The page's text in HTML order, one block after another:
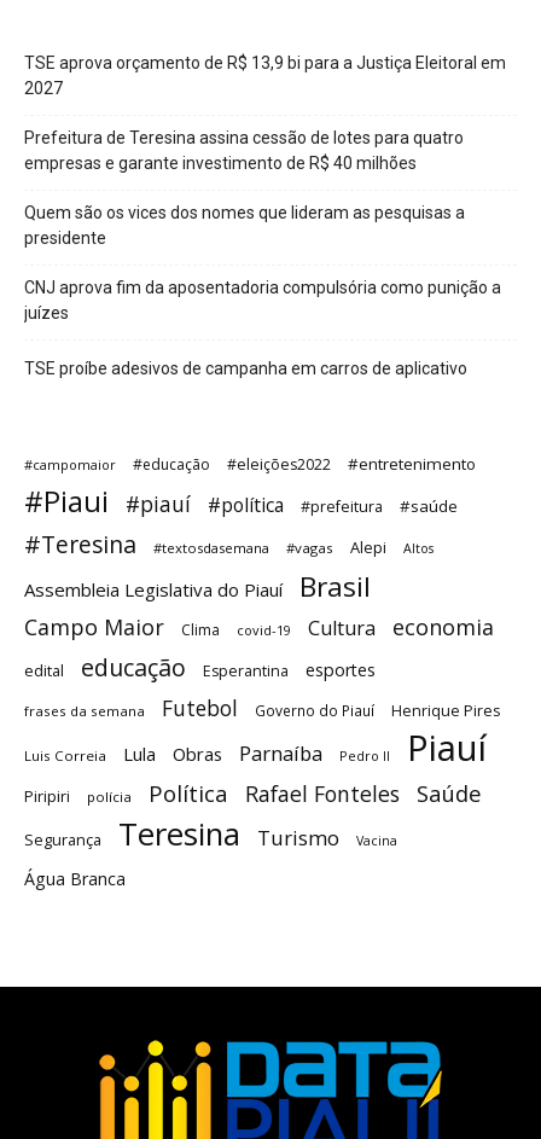
TSE aprova orçamento de R$ 13,9 bi para a Justiça Eleitoral em
2027
Prefeitura de Teresina assina cessão de lotes para quatro
empresas e garante investimento de R$ 40 milhões
Quem são os vices dos nomes que lideram as pesquisas a
presidente
CNJ aprova fim da aposentadoria compulsória como punição a
juízes
TSE proíbe adesivos de campanha em carros de aplicativo
#campomaior #educação #eleições2022 #entretenimento
#Piaui #piauí #política #prefeitura #saúde
#Teresina #textosdasemana #vagas Alepi Altos
Assembleia Legislativa do Piauí Brasil
Campo Maior Clima covid-19 Cultura economia
edital educação Esperantina esportes
frases da semana Futebol Governo do Piauí Henrique Pires
Luis Correia Lula Obras Parnaíba Pedro II Piauí
Piripiri polícia Política Rafael Fonteles Saúde
Segurança Teresina Turismo Vacina
Água Branca